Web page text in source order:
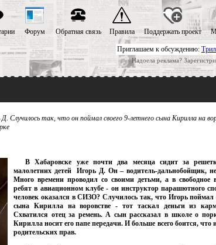
Приглашаем к обсуждению:
Надоела реклама?
Форум Обратная связь Правила Поддержать проект
так, что он поймал своего 9-летнего сына Кирилла на
В Хабаровске уже почти два месяца сидит за
малолетних детей Игорь Д. Он – водитель-дальнобойщик,
Много времени проводил со своими детьми, а в свободное
ребят в авиационном клубе - он инструктор парашютного
человек оказался в СИЗО? Случилось так, что Игорь поймал
сына Кирилла на воровстве - тот таскал деньги из
Схватился отец за ремень. А сын рассказал в школе о
Кирилла носит его папе передачи. И больше всего боится, что
родительских прав.